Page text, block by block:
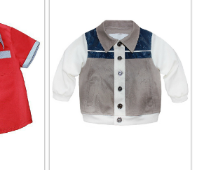
158-80
158-84
164-76